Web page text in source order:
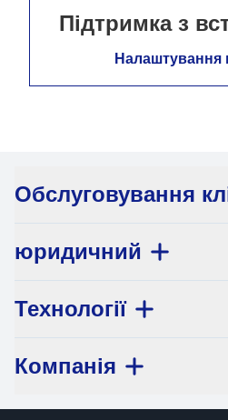
Підтримка з
Налаштування
Обслуговування
юридичний
Технології
Компанія